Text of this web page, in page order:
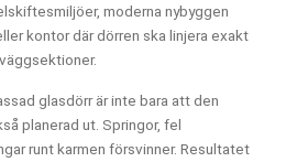
moderna nybyggen
kontor där dörren ska linjera exakt
glasdörr är inte bara att den
planerad ut. Springor, fel
runt karmen försvinner. Resultatet